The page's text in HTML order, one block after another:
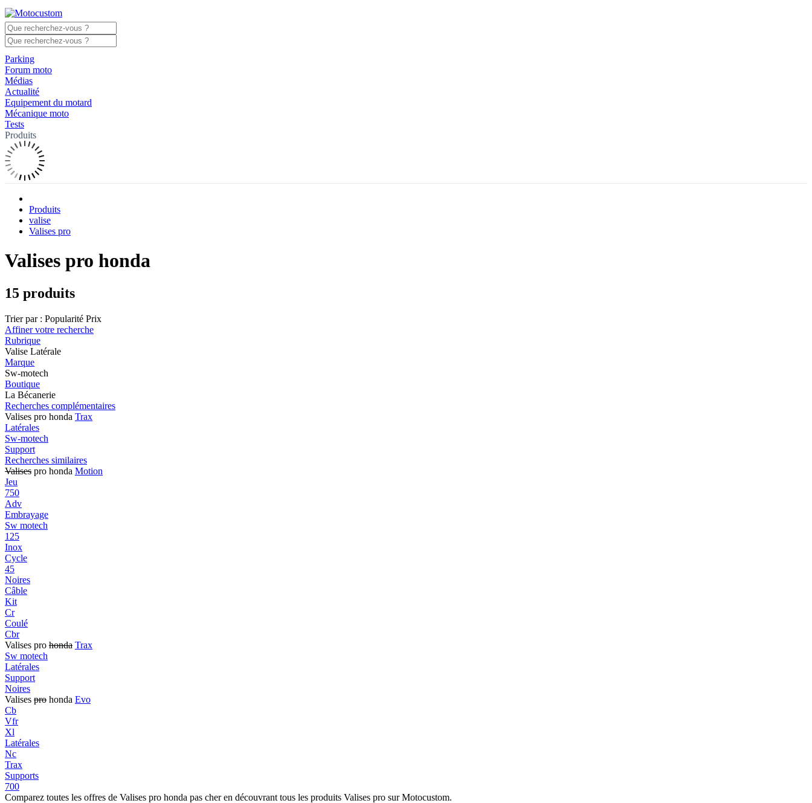
Parking
Forum moto
Médias
Actualité
Equipement du motard
Mécanique moto
Tests
Produits
Produits
valise
Valises pro
Valises pro honda
15 produits
Trier par : Popularité Prix
Affiner votre recherche
Rubrique
Valise Latérale
Marque
Sw-motech
Boutique
La Bécanerie
Recherches complémentaires
Valises pro honda Trax
Latérales
Sw-motech
Support
Recherches similaires
Valises pro honda Motion
Jeu
750
Adv
Embrayage
Sw motech
125
Inox
Cycle
45
Noires
Câble
Kit
Cr
Coulé
Cbr
Valises pro honda Trax
Sw motech
Latérales
Support
Noires
Valises pro honda Evo
Cb
Vfr
Xl
Latérales
Nc
Trax
Supports
700
Comparez toutes les offres de Valises pro honda pas cher en découvrant tous les produits Valises pro sur Motocustom.